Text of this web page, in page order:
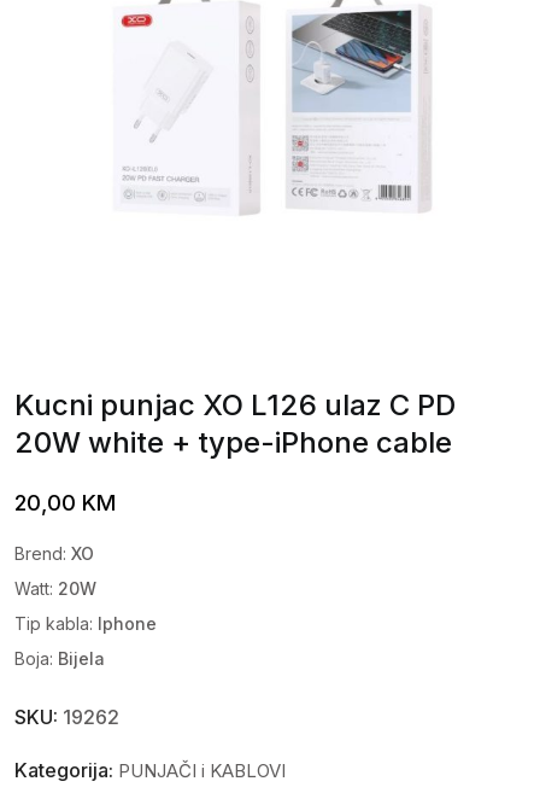
Kucni punjac XO L126 ulaz C PD
20W white + type-iPhone cable
20,00 KM
Brend: XO
Watt: 20W
Tip kabla: Iphone
Boja: Bijela
SKU: 19262
Kategorija: PUNJAČI i KABLOVI